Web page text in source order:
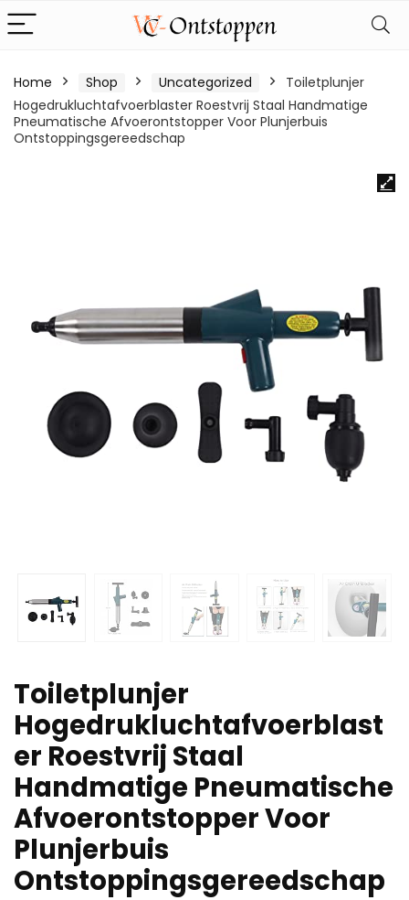
Home Shop Uncategorized
Toiletplunjer
Hogedrukluchtafvoerblaster Roestvrij Staal Handmatige
Pneumatische Afvoerontstopper Voor Plunjerbuis
Ontstoppingsgereedschap
Toiletplunjer
Hogedrukluchtafvoerblast
er Roestvrij Staal
Handmatige Pneumatische
Afvoerontstopper Voor
Plunjerbuis
Ontstoppingsgereedschap